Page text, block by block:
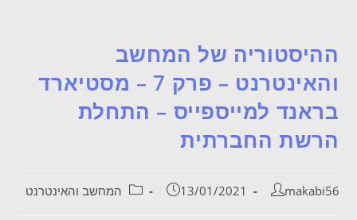
ההיסטוריה של המחשב
והאינטרנט – פרק 7 – מסטיארד
בראנד למייספייס – התחלת
הרשת החברתית
makabi56
13/01/2021 המחשב והאינטרנט